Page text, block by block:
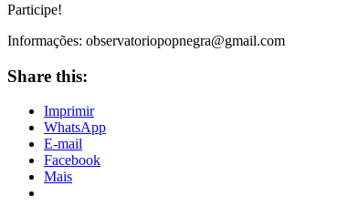
Participe!
Informações: observatoriopopnegra@gmail.com
Share this:
Imprimir
WhatsApp
E-mail
Facebook
Mais